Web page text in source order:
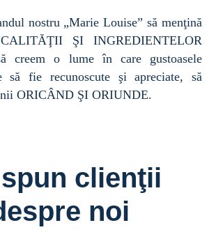
nostru „Marie Louise” să menţină
ŞI INGREDIENTELOR
creem o lume în care gustoasele
să fie recunoscute şi apreciate, să
ORICÂND ŞI ORIUNDE.
clienţii
noi